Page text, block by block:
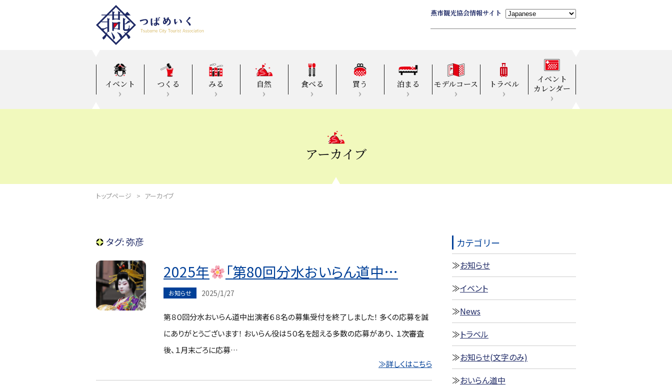
燕市観光協会情報サイト
イベント つくる みる 自然 食べる 買う 泊まる モデルコース トラベル
イベント
カレンダー
アーカイブ
トップページ アーカイブ
タグ:弥彦
2025年 「第80回分水おいらん道中…
お知らせ 2025/1/27
第８０回分水おいらん道中出演者６８名の募集受付を終了しました！ 多くの応募を誠
にありがとうございます！ おいらん役は５０名を超える多数の応募があり、 １次審査
後、１月末ごろに応募…
≫詳しくはこちら
カテゴリー
お知らせ
イベント
News
トラベル
お知らせ(文字のみ)
おいらん道中